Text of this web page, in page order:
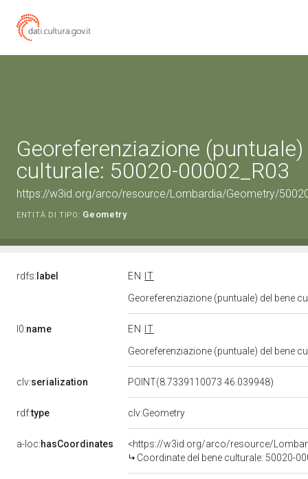
Georeferenziazione
culturale: 50020-00002_R03
https://w3id.org/arco/resource/Lombardia/Geometry/
ENTITÀ DI TIPO: Geometry
rdfs: label EN
IT
Georeferenziazione (puntuale) del bene
l0:name EN
IT
Georeferenziazione (puntuale) del bene
clv:serialization POINT(8.7339110073 46.039948)
rdf:type clv:Geometry
a-loc:hasCoordinates
<https://w3id.org/arco/resource/
Coordinate del bene culturale: 50020-